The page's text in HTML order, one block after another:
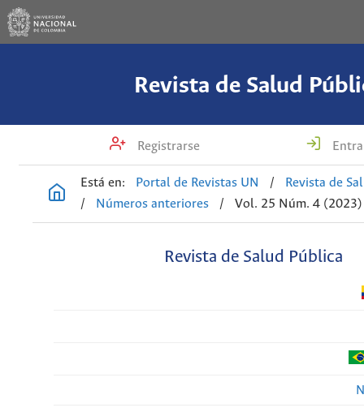
Revista de Salud
Registrarse
Está en: Portal de Revistas UN /
Revista de
/
Números anteriores / Vol. 25 Núm. 4 (2023)
Revista de Salud Pública